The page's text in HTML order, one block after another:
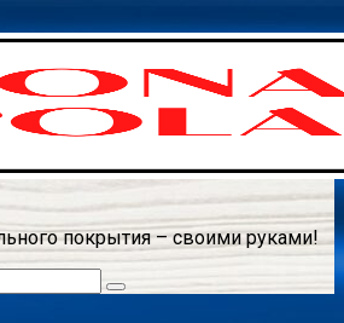
покрытия – своими руками!